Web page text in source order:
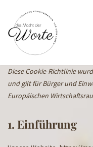
Zum
Inhalt
springen
Diese Cookie-Richtlinie
und gilt für Bürger und
Europäischen
1. Einführung